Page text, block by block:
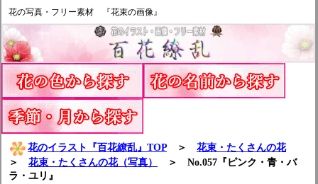
花の写真・フリー素材 『花束の画像』
花のイラスト『百花繚乱』TOP ＞ 花束・たくさんの花
＞ 花束・たくさんの花（写真）
＞ No.057『ピンク・青・バ
ラ・ユリ』